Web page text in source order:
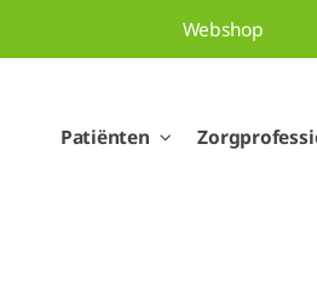
Webshop
Patiënten